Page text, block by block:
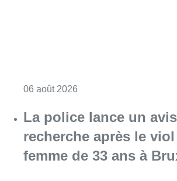
06 août 2026
La police lance un
recherche après le viol
femme de 33 ans à